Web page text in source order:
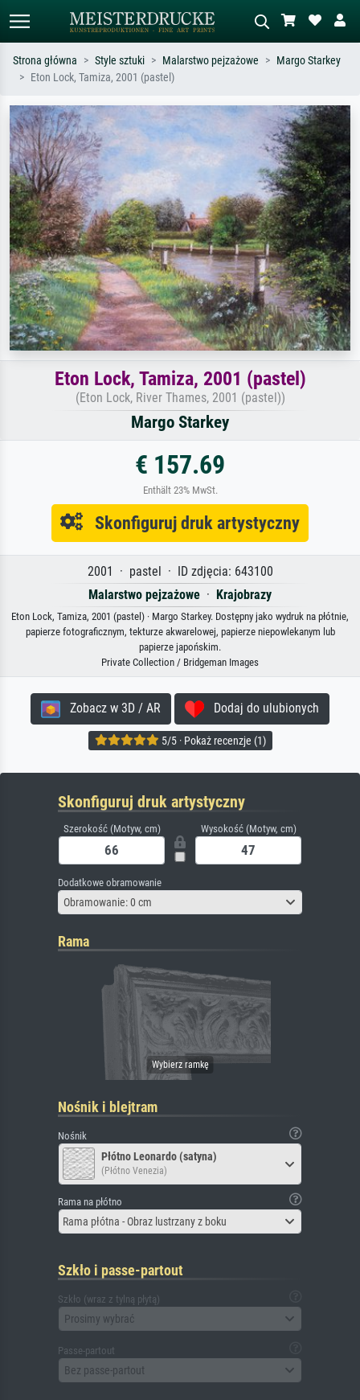
Szukaj wg artysty, tytułu lub stylu – np.
Monet, Gwiaździsta noc,
impresjonizm, fala Hokusaia, akt.
Opisz scenę – np. zielona łąka,
abstrakcja z czerwienią, ciemny olej,
stojący akt obok drzewa.
Strona główna Style sztuki Malarstwo pejzażowe
Margo Starkey
Eton Lock, Tamiza, 2001 (pastel)
Eton Lock, Tamiza, 2001 (pastel)
(Eton Lock, River Thames, 2001 (pastel))
Margo Starkey
€ 157.69
Enthält 23% MwSt.
Skonfiguruj druk artystyczny
2001 · pastel · ID zdjęcia: 643100
Malarstwo pejzażowe · Krajobrazy
Eton Lock, Tamiza, 2001 (pastel) · Margo Starkey. Dostępny jako wydruk na płótnie,
papierze fotograficznym, tekturze akwarelowej, papierze niepowlekanym lub
papierze japońskim.
Private Collection / Bridgeman Images
Zobacz w 3D / AR Dodaj do ulubionych
5/5 · Pokaż recenzje (1)
Skonfiguruj druk artystyczny
Szerokość (Motyw, cm) Wysokość (Motyw, cm)
Dodatkowe obramowanie
Obramowanie: 0 cm
Rama
Nośnik i blejtram
Nośnik
Płótno Leonardo (satyna)
(Płótno Venezia)
Rama na płótno
Rama płótna - Obraz lustrzany z boku
Szkło i passe-partout
Szkło (wraz z tylną płytą)
Prosimy wybrać
Passe-partout
Bez passe-partout